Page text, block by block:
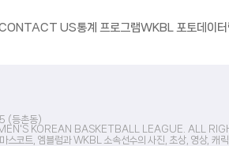
US통계 프로그램WKBL 포토데이
(등촌동)
KOREAN BASKETBALL LEAGUE. ALL
코트, 엠블럼과 WKBL 소속선수의 사진, 초상, 영상, 캐